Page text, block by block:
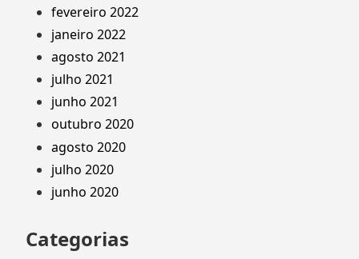
fevereiro 2022
janeiro 2022
agosto 2021
julho 2021
junho 2021
outubro 2020
agosto 2020
julho 2020
junho 2020
Categorias